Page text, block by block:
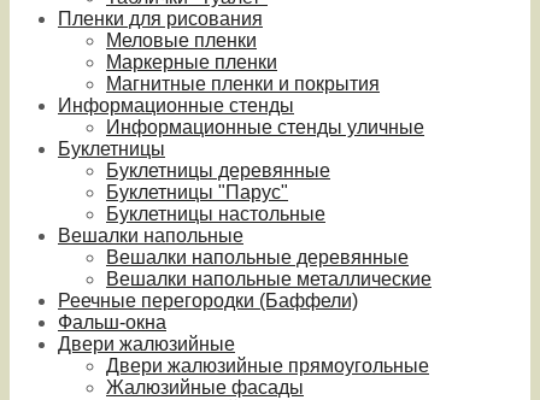
Пленки для рисования
Меловые пленки
Маркерные пленки
Магнитные пленки и покрытия
Информационные стенды
Информационные стенды уличные
Буклетницы
Буклетницы деревянные
Буклетницы "Парус"
Буклетницы настольные
Вешалки напольные
Вешалки напольные деревянные
Вешалки напольные металлические
Реечные перегородки (Баффели)
Фальш-окна
Двери жалюзийные
Двери жалюзийные прямоугольные
Жалюзийные фасады